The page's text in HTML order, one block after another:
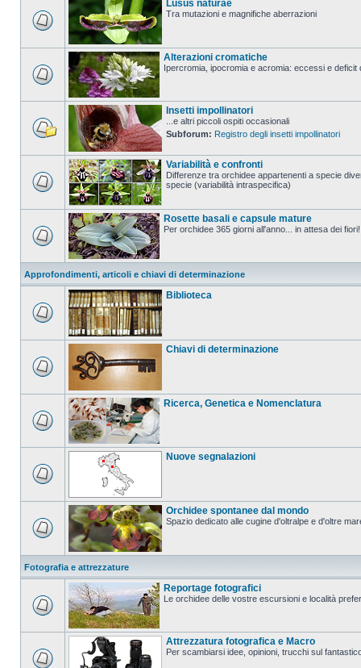
Lusus naturae
Tra mutazioni e magnifiche aberrazioni
Alterazioni cromatiche
Ipercromia, ipocromia e acromia: eccessi e deficit
Insetti impollinatori
...e altri piccoli ospiti occasionali
Subforum: Registro degli insetti impollinatori
Variabilità e confronti
Differenze tra orchidee appartenenti a specie
specie (variabilità intraspecifica)
Rosette basali e capsule mature
Per orchidee 365 giorni all'anno... in attesa dei fiori!
Approfondimenti, articoli e chiavi di determinazione
Biblioteca
Chiavi di determinazione
Ricerca, Genetica e Nomenclatura
Nuove segnalazioni
Orchidee spontanee dal mondo
Spazio dedicato alle cugine d'oltralpe e d'oltre
Fotografia e attrezzature
Reportage fotografici
Le orchidee delle vostre escursioni e località
Attrezzatura fotografica e Macro
Per scambiarsi idee, opinioni, trucchi sul